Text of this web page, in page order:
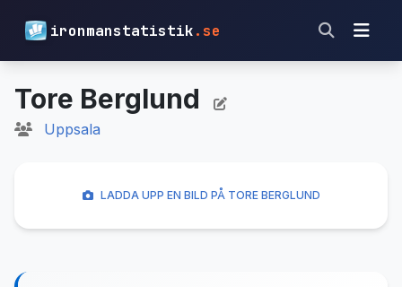
ironmanstatistik.se
Tore Berglund
Uppsala
LADDA UPP EN BILD PÅ TORE BERGLUND